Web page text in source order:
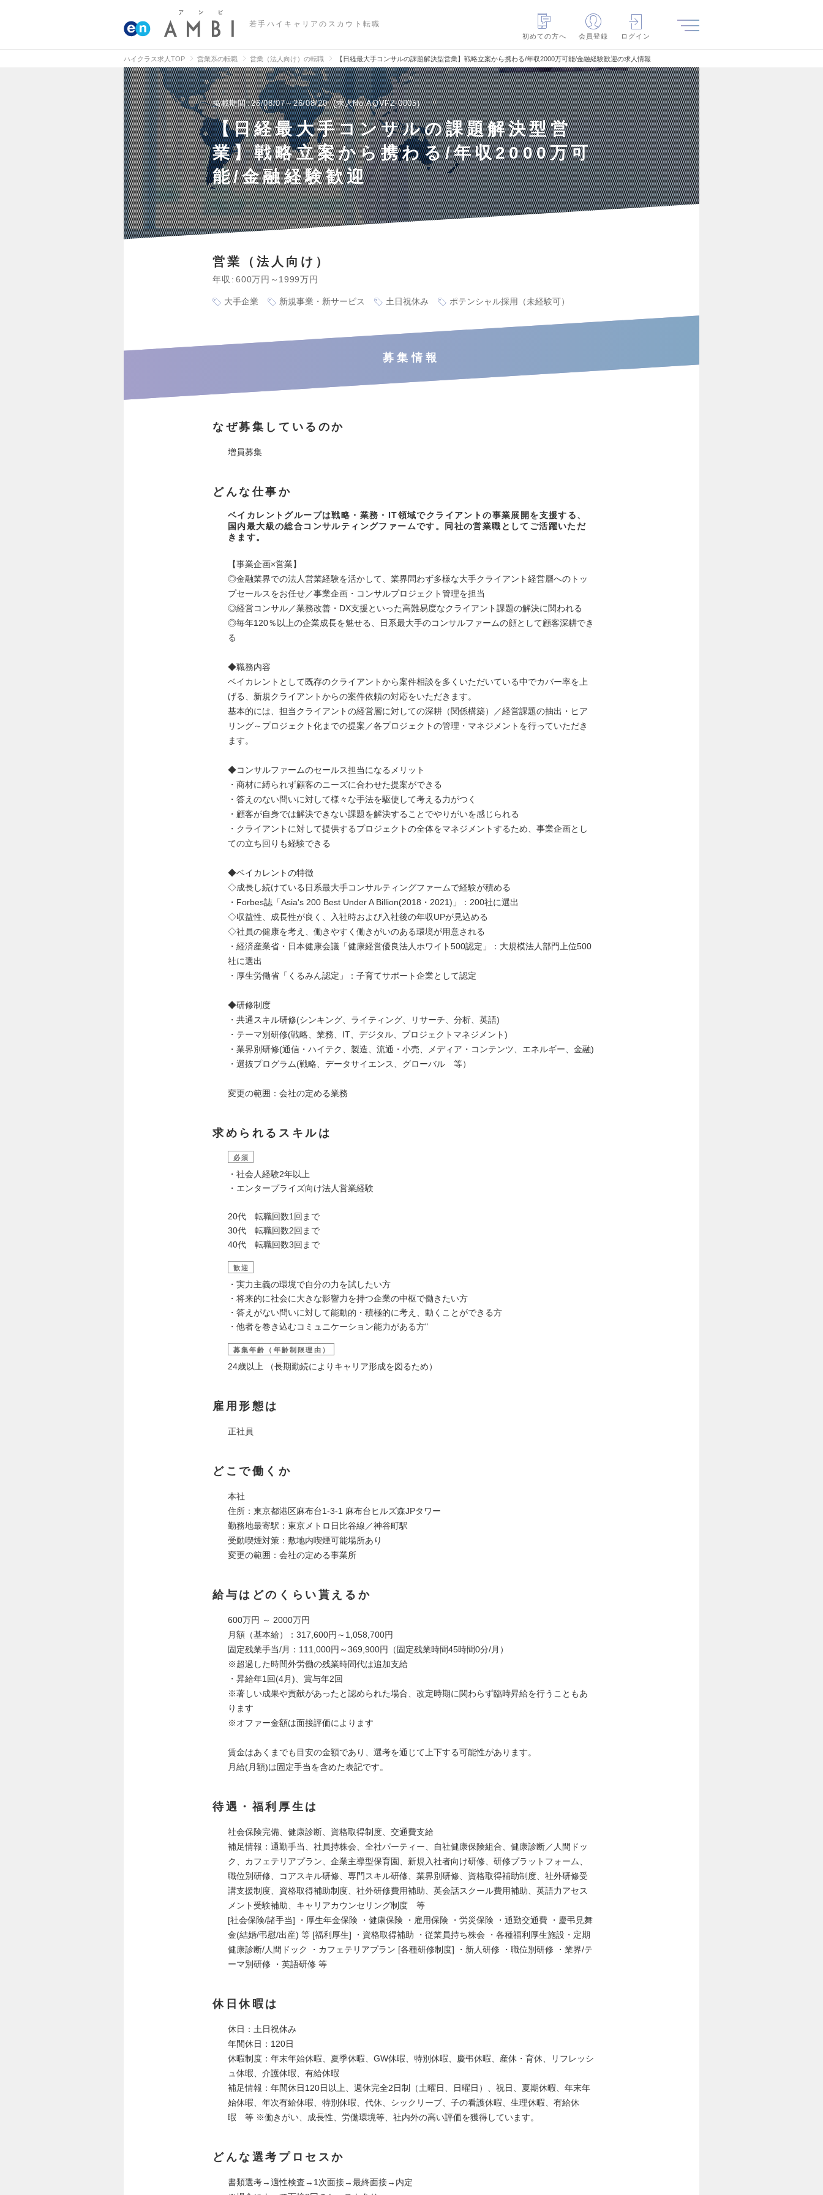
若手ハイキャリアのスカウト転職
初めての方へ
会員登録 ログイン
ハイクラス求人TOP 営業系の転職 営業（法人向け）の転職 【日経最大手コンサルの課題解決型営業】戦略立案から携わる/年収2000万可能/金融経験歓迎の求人情報
掲載期間 26/08/07～26/08/20 求人No.AQVFZ-0005
【日経最大手コンサルの課題解決型営
業】戦略立案から携わる/年収2000万可
能/金融経験歓迎
営業（法人向け）
年収 600万円～1999万円
大手企業 新規事業・新サービス 土日祝休み ポテンシャル採用（未経験可）
募集情報
なぜ募集しているのか
増員募集
どんな仕事か
ベイカレントグループは戦略・業務・IT領域でクライアントの事業展開を支援する、
国内最大級の総合コンサルティングファームです。同社の営業職としてご活躍いただ
きます。
【事業企画×営業】
◎金融業界での法人営業経験を活かして、業界問わず多様な大手クライアント経営層へのトッ
プセールスをお任せ／事業企画・コンサルプロジェクト管理を担当
◎経営コンサル／業務改善・DX支援といった高難易度なクライアント課題の解決に関われる
◎毎年120％以上の企業成長を魅せる、日系最大手のコンサルファームの顔として顧客深耕でき
る
◆職務内容
ベイカレントとして既存のクライアントから案件相談を多くいただいている中でカバー率を上
げる、新規クライアントからの案件依頼の対応をいただきます。
基本的には、担当クライアントの経営層に対しての深耕（関係構築）／経営課題の抽出・ヒア
リング～プロジェクト化までの提案／各プロジェクトの管理・マネジメントを行っていただき
ます。
◆コンサルファームのセールス担当になるメリット
・商材に縛られず顧客のニーズに合わせた提案ができる
・答えのない問いに対して様々な手法を駆使して考える力がつく
・顧客が自身では解決できない課題を解決することでやりがいを感じられる
・クライアントに対して提供するプロジェクトの全体をマネジメントするため、事業企画とし
ての立ち回りも経験できる
◆ベイカレントの特徴
◇成長し続けている日系最大手コンサルティングファームで経験が積める
・Forbes誌「Asia's 200 Best Under A Billion(2018・2021)」：200社に選出
◇収益性、成長性が良く、入社時および入社後の年収UPが見込める
◇社員の健康を考え、働きやすく働きがいのある環境が用意される
・経済産業省・日本健康会議「健康経営優良法人ホワイト500認定」：大規模法人部門上位500
社に選出
・厚生労働省「くるみん認定」：子育てサポート企業として認定
◆研修制度
・共通スキル研修(シンキング、ライティング、リサーチ、分析、英語)
・テーマ別研修(戦略、業務、IT、デジタル、プロジェクトマネジメント)
・業界別研修(通信・ハイテク、製造、流通・小売、メディア・コンテンツ、エネルギー、金融)
・選抜プログラム(戦略、データサイエンス、グローバル 等）
変更の範囲：会社の定める業務
求められるスキルは
必須
・社会人経験2年以上
・エンタープライズ向け法人営業経験
20代 転職回数1回まで
30代 転職回数2回まで
40代 転職回数3回まで
歓迎
・実力主義の環境で自分の力を試したい方
・将来的に社会に大きな影響力を持つ企業の中枢で働きたい方
・答えがない問いに対して能動的・積極的に考え、動くことができる方
・他者を巻き込むコミュニケーション能力がある方"
募集年齢（年齢制限理由）
24歳以上 （長期勤続によりキャリア形成を図るため）
雇用形態は
正社員
どこで働くか
本社
住所：東京都港区麻布台1-3-1 麻布台ヒルズ森JPタワー
勤務地最寄駅：東京メトロ日比谷線／神谷町駅
受動喫煙対策：敷地内喫煙可能場所あり
変更の範囲：会社の定める事業所
給与はどのくらい貰えるか
600万円 ～ 2000万円
月額（基本給）：317,600円～1,058,700円
固定残業手当/月：111,000円～369,900円（固定残業時間45時間0分/月）
※超過した時間外労働の残業時間代は追加支給
・昇給年1回(4月)、賞与年2回
※著しい成果や貢献があったと認められた場合、改定時期に関わらず臨時昇給を行うこともあ
ります
※オファー金額は面接評価によります
賃金はあくまでも目安の金額であり、選考を通じて上下する可能性があります。
月給(月額)は固定手当を含めた表記です。
待遇・福利厚生は
社会保険完備、健康診断、資格取得制度、交通費支給
補足情報：通勤手当、社員持株会、全社パーティー、自社健康保険組合、健康診断／人間ドッ
ク、カフェテリアプラン、企業主導型保育園、新規入社者向け研修、研修プラットフォーム、
職位別研修、コアスキル研修、専門スキル研修、業界別研修、資格取得補助制度、社外研修受
講支援制度、資格取得補助制度、社外研修費用補助、英会話スクール費用補助、英語力アセス
メント受験補助、キャリアカウンセリング制度 等
[社会保険/諸手当] ・厚生年金保険 ・健康保険 ・雇用保険 ・労災保険 ・通勤交通費 ・慶弔見舞
金(結婚/弔慰/出産) 等 [福利厚生] ・資格取得補助 ・従業員持ち株会 ・各種福利厚生施設・定期
健康診断/人間ドック ・カフェテリアプラン [各種研修制度] ・新人研修 ・職位別研修 ・業界/テ
ーマ別研修 ・英語研修 等
休日休暇は
休日：土日祝休み
年間休日：120日
休暇制度：年末年始休暇、夏季休暇、GW休暇、特別休暇、慶弔休暇、産休・育休、リフレッシ
ュ休暇、介護休暇、有給休暇
補足情報：年間休日120日以上、週休完全2日制（土曜日、日曜日）、祝日、夏期休暇、年末年
始休暇、年次有給休暇、特別休暇、代休、シックリーブ、子の看護休暇、生理休暇、有給休
暇 等 ※働きがい、成長性、労働環境等、社内外の高い評価を獲得しています。
どんな選考プロセスか
書類選考→適性検査→1次面接→最終面接→内定